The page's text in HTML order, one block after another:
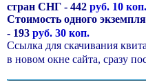
стран СНГ - 442 руб. 10 коп.
Стоимость одного
- 193 руб. 30 коп.
Ссылка для скачивания
в новом окне сайта, сразу